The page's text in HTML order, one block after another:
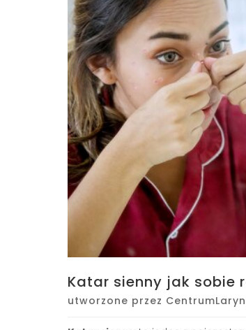
Katar sienny jak sobie
utworzone przez